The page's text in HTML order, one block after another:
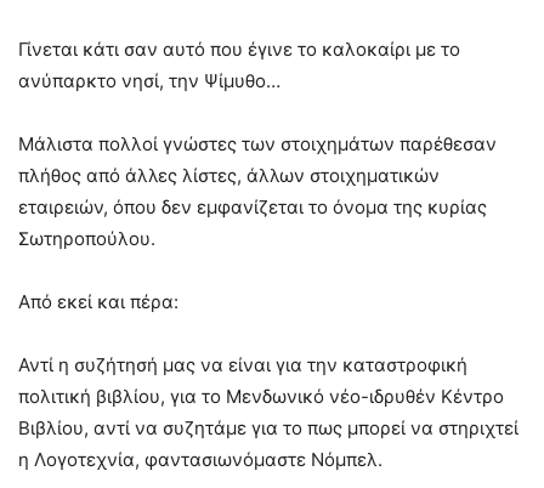
Γίνεται κάτι σαν αυτό που έγινε το καλοκαίρι με το
ανύπαρκτο νησί, την Ψίμυθο…
Μάλιστα πολλοί γνώστες των στοιχημάτων παρέθεσαν
πλήθος από άλλες λίστες, άλλων στοιχηματικών
εταιρειών, όπου δεν εμφανίζεται το όνομα της κυρίας
Σωτηροπούλου.
Από εκεί και πέρα:
Αντί η συζήτησή μας να είναι για την καταστροφική
πολιτική βιβλίου, για το Μενδωνικό νέο-ιδρυθέν Κέντρο
Βιβλίου, αντί να συζητάμε για το πως μπορεί να στηριχτεί
η Λογοτεχνία, φαντασιωνόμαστε Νόμπελ.